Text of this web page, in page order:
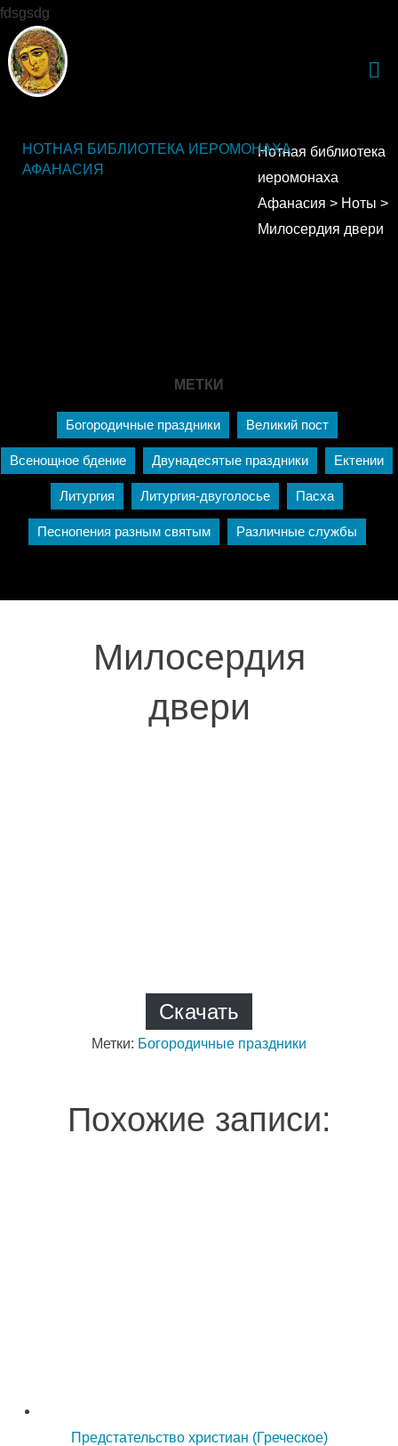
fdsgsdg
НОТНАЯ БИБЛИОТЕКА ИЕРОМОНАХА
АФАНАСИЯ
Нотная библиотека
иеромонаха
Афанасия > Ноты >
Милосердия двери
МЕТКИ
Богородичные праздники Великий пост
Всенощное бдение Двунадесятые праздники Ектении
Литургия Литургия-двуголосье Пасха
Песнопения разным святым Различные службы
Милосердия
двери
Скачать
Метки: Богородичные праздники
Похожие записи:
Предстательство христиан (Греческое)